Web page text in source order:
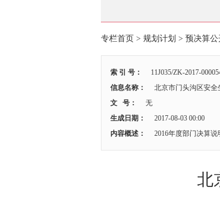
专栏首页 > 规划计划 > 预决算公
索 引 号： 11J035/ZK-2017-
信息名称：
北京市门头沟区安全
文 号：
无
生成日期：
2017-08-03 00:00
内容概述：
2016年度部门决算说
北